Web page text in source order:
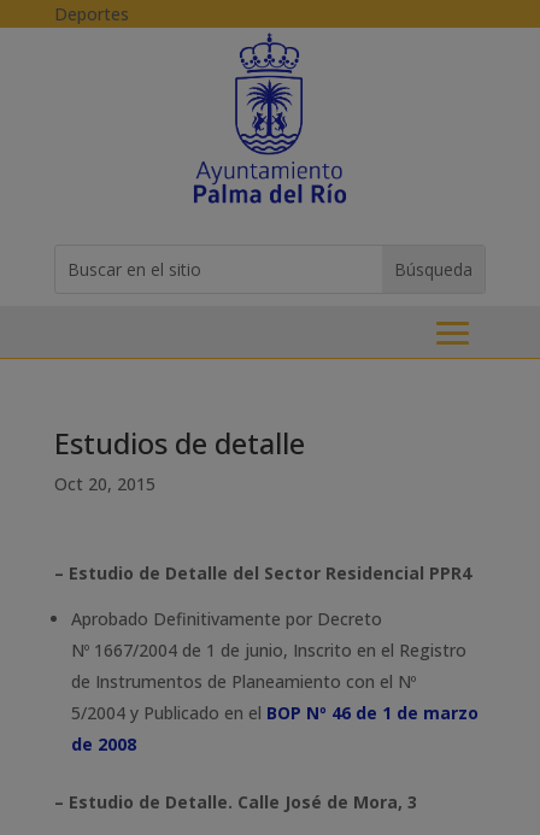
Skip to content
Deportes
for...
Estudios de detalle
Oct 20, 2015
– Estudio de Detalle del Sector Residencial PPR4
Aprobado Definitivamente por Decreto
Nº 1667/2004 de 1 de junio, Inscrito en el Registro
de Instrumentos de Planeamiento con el Nº
5/2004 y Publicado en el BOP Nº 46 de 1 de marzo
de 2008
– Estudio de Detalle. Calle José de Mora, 3